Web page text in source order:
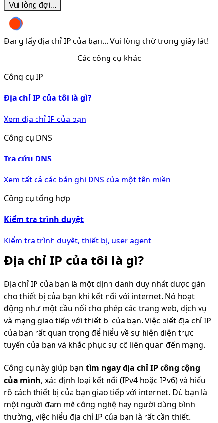
Vui lòng đợi...
Đang lấy địa chỉ IP của bạn... Vui lòng chờ trong giây lát!
Các công cụ khác
Công cụ IP
Địa chỉ IP của tôi là gì?
Xem địa chỉ IP của bạn
Công cụ DNS
Tra cứu DNS
Xem tất cả các bản ghi DNS của một tên miền
Công cụ tổng hợp
Kiểm tra trình duyệt
Kiểm tra trình duyệt, thiết bị, user agent
Địa chỉ IP của tôi là gì?
Địa chỉ IP của bạn là một định danh duy nhất được gán
cho thiết bị của bạn khi kết nối với internet. Nó hoạt
động như một cầu nối cho phép các trang web, dịch vụ
và mạng giao tiếp với thiết bị của bạn. Việc biết địa chỉ IP
của bạn rất quan trọng để hiểu về sự hiện diện trực
tuyến của bạn và khắc phục sự cố liên quan đến mạng.
Công cụ này giúp bạn tìm ngay địa chỉ IP công cộng
của mình, xác định loại kết nối (IPv4 hoặc IPv6) và hiểu
rõ cách thiết bị của bạn giao tiếp với internet. Dù bạn là
một người đam mê công nghệ hay người dùng bình
thường, việc hiểu địa chỉ IP của bạn là rất cần thiết.